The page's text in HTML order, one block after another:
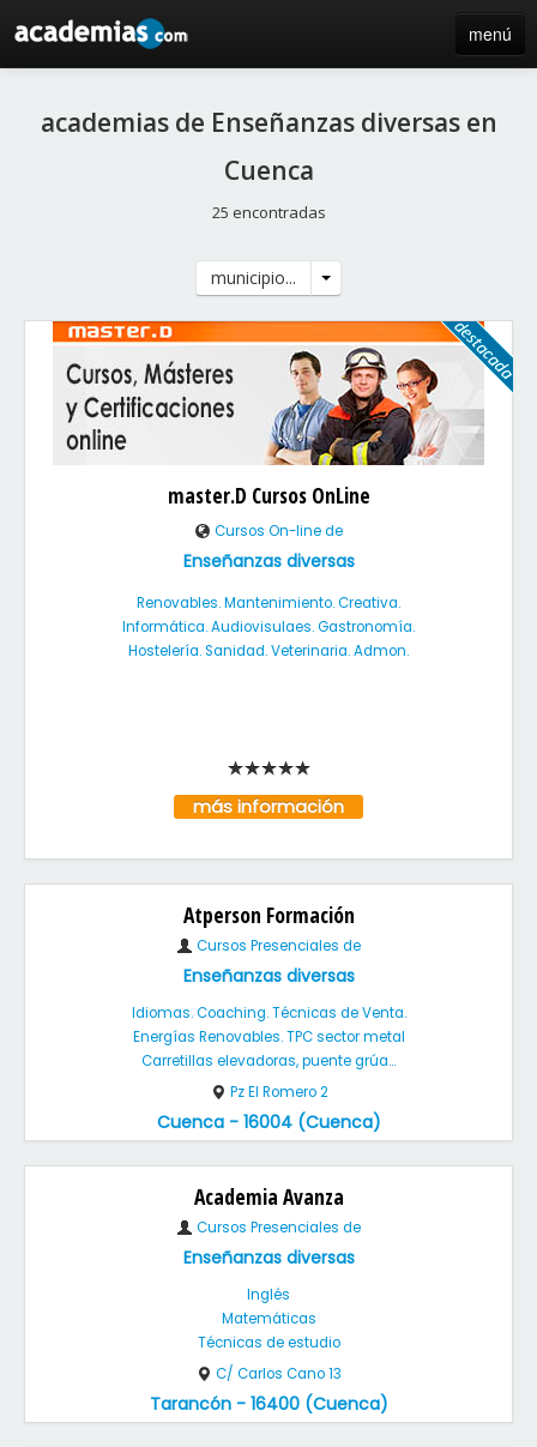
menú
blog
academias de Enseñanzas diversas en
Cuenca
25 encontradas
municipio...
master.D Cursos OnLine
Cursos On-line de
Enseñanzas diversas
Renovables. Mantenimiento. Creativa.
Informática. Audiovisulaes. Gastronomía.
Hostelería. Sanidad. Veterinaria. Admon.
más información
Atperson Formación
Cursos Presenciales de
Enseñanzas diversas
Idiomas. Coaching. Técnicas de Venta.
Energías Renovables. TPC sector metal
Carretillas elevadoras, puente grúa...
Pz El Romero 2
Cuenca - 16004 (Cuenca)
Academia Avanza
Cursos Presenciales de
Enseñanzas diversas
Inglés
Matemáticas
Técnicas de estudio
C/ Carlos Cano 13
Tarancón - 16400 (Cuenca)